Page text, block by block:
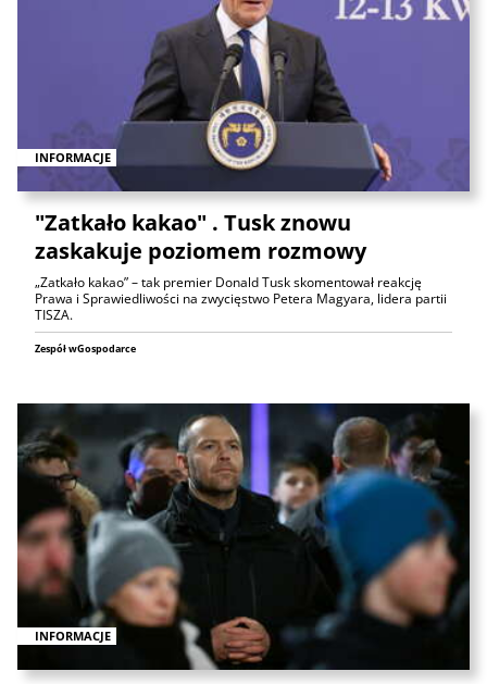
INFORMACJE
"Zatkało kakao" . Tusk znowu
zaskakuje poziomem rozmowy
„Zatkało kakao” – tak premier Donald Tusk skomentował reakcję
Prawa i Sprawiedliwości na zwycięstwo Petera Magyara, lidera partii
TISZA.
Zespół wGospodarce
INFORMACJE